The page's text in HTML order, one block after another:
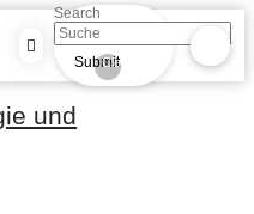
Search
Submit
Clear
und